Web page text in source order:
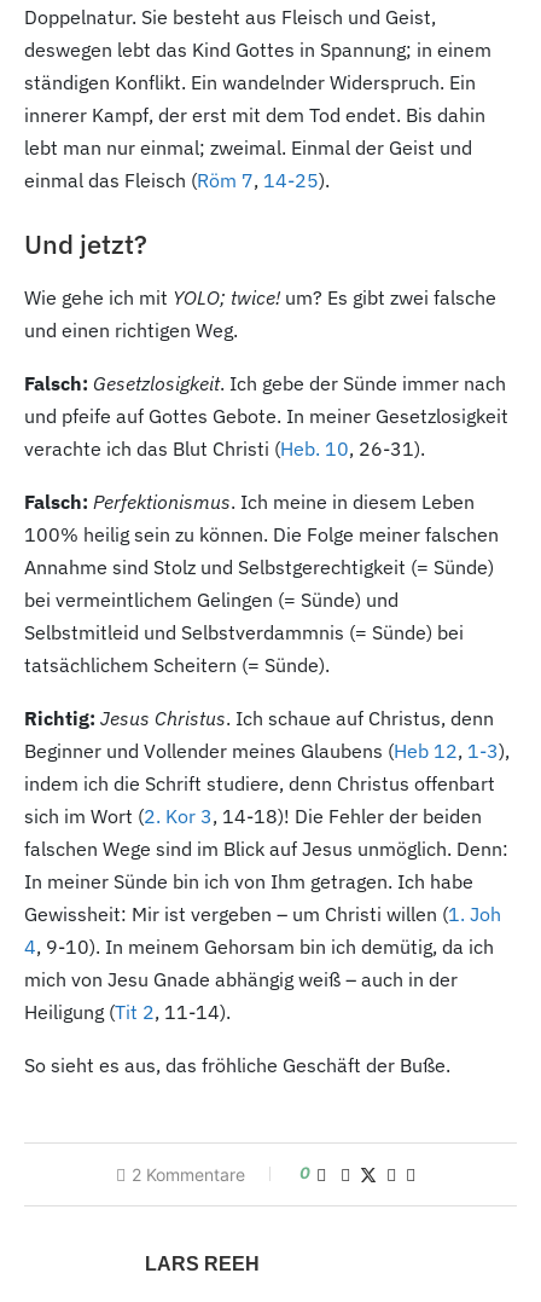
Doppelnatur. Sie besteht aus Fleisch und Geist,
deswegen lebt das Kind Gottes in Spannung; in einem
ständigen Konflikt. Ein wandelnder Widerspruch. Ein
innerer Kampf, der erst mit dem Tod endet. Bis dahin
lebt man nur einmal; zweimal. Einmal der Geist und
einmal das Fleisch (Röm 7, 14-25).
Und jetzt?
Wie gehe ich mit YOLO; twice! um? Es gibt zwei falsche
und einen richtigen Weg.
Falsch: Gesetzlosigkeit. Ich gebe der Sünde immer nach
und pfeife auf Gottes Gebote. In meiner Gesetzlosigkeit
verachte ich das Blut Christi (Heb. 10, 26-31).
Falsch: Perfektionismus. Ich meine in diesem Leben
100% heilig sein zu können. Die Folge meiner falschen
Annahme sind Stolz und Selbstgerechtigkeit (= Sünde)
bei vermeintlichem Gelingen (= Sünde) und
Selbstmitleid und Selbstverdammnis (= Sünde) bei
tatsächlichem Scheitern (= Sünde).
Richtig: Jesus Christus. Ich schaue auf Christus, denn
Beginner und Vollender meines Glaubens (Heb 12, 1-3),
indem ich die Schrift studiere, denn Christus offenbart
sich im Wort (2. Kor 3, 14-18)! Die Fehler der beiden
falschen Wege sind im Blick auf Jesus unmöglich. Denn:
In meiner Sünde bin ich von Ihm getragen. Ich habe
Gewissheit: Mir ist vergeben – um Christi willen (1. Joh
4, 9-10). In meinem Gehorsam bin ich demütig, da ich
mich von Jesu Gnade abhängig weiß – auch in der
Heiligung (Tit 2, 11-14).
So sieht es aus, das fröhliche Geschäft der Buße.
2 Kommentare 0
LARS REEH